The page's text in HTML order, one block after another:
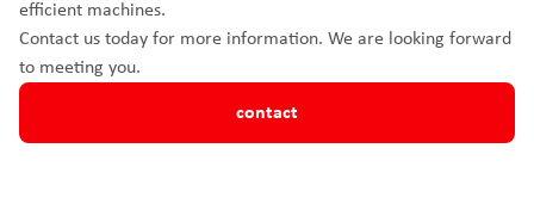
efficient machines.
Contact us today for more information. We are looking forward
to meeting you.
contact